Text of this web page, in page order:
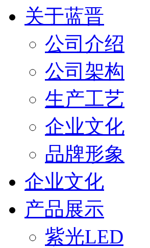
关于蓝晋
公司介绍
公司架构
生产工艺
企业文化
品牌形象
企业文化
产品展示
紫光LED